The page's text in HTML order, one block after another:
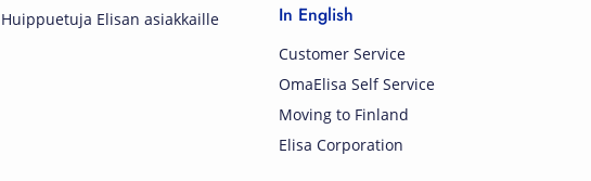
Huippuetuja Elisan asiakkaille
In English
Customer Service
OmaElisa Self Service
Moving to Finland
Elisa Corporation